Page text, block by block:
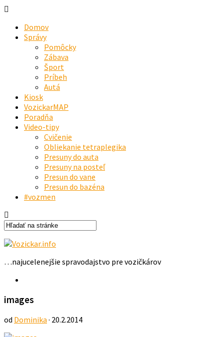
Domov
Správy
Pomôcky
Zábava
Šport
Príbeh
Autá
Kiosk
VozickarMAP
Poradňa
Video-tipy
Cvičenie
Obliekanie tetraplegika
Presuny do auta
Presuny na posteľ
Presun do vane
Presun do bazéna
#vozmen
…najucelenejšie spravodajstvo pre vozičkárov
images
od Dominika · 20.2.2014